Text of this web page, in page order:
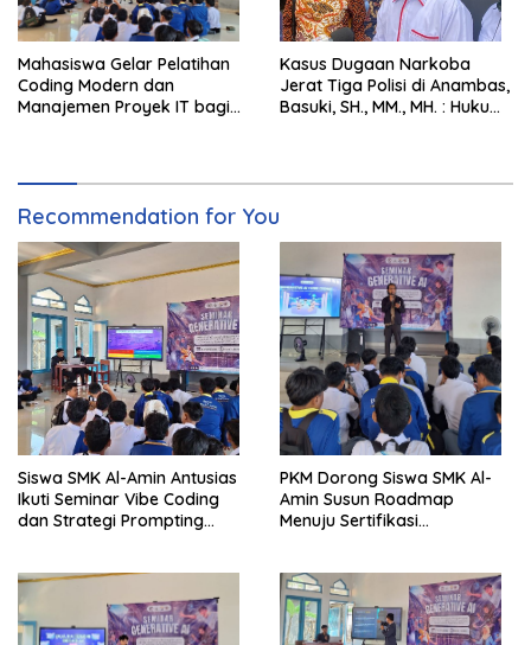
Mahasiswa Gelar Pelatihan
Coding Modern dan
Manajemen Proyek IT bagi
Kasus Dugaan Narkoba
Jerat Tiga Polisi di Anambas,
Basuki, SH., MM., MH. : Hukum
Recommendation for You
Siswa SMK Al-Amin Antusias
Ikuti Seminar Vibe Coding
dan Strategi Prompting
PKM Dorong Siswa SMK Al-
Amin Susun Roadmap
Menuju Sertifikasi